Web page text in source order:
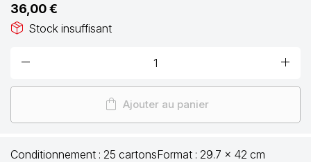
36,00 €
package_2 Stock insuffisant
remove add
shopping_bag Ajouter au panier
Conditionnement : 25 cartonsFormat : 29.7 x 42 cm